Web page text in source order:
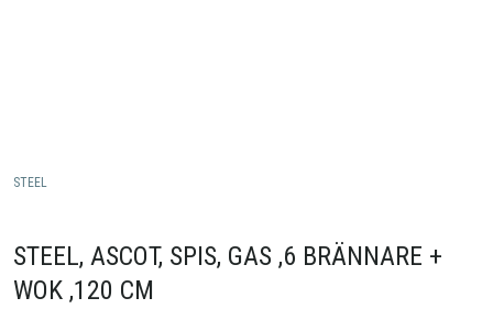
STEEL
STEEL, ASCOT, SPIS, GAS ,6 BRÄNNARE +
WOK ,120 CM